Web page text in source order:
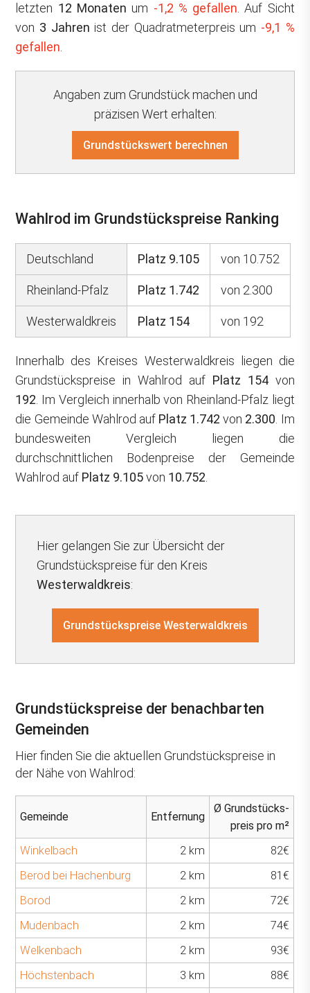
letzten 12 Monaten um -1,2 % gefallen . Auf Sicht
von 3 Jahren ist der Quadratmeterpreis um -9,1 %
gefallen
Angaben zum Grundstück machen und
präzisen Wert erhalten:
Grundstückswert berechnen
Wahlrod im Grundstückspreise Ranking
Deutschland Platz 9.105 von 10.752
Rheinland-Pfalz Platz 1.742 von 2.300
Westerwaldkreis Platz 154 von 192
Innerhalb des Kreises Westerwaldkreis liegen die
Grundstückspreise in Wahlrod auf Platz 154von
192 . Im Vergleich innerhalb von Rheinland-Pfalz liegt
die Gemeinde Wahlrod auf Platz 1.742 von 2.300 . Im
bundesweiten Vergleich liegen die
durchschnittlichen Bodenpreise der Gemeinde
Wahlrod auf Platz 9.105von 10.752
Hier gelangen Sie zur Übersicht der
Grundstückspreise für den Kreis
Westerwaldkreis:
Grundstückspreise Westerwaldkreis
Grundstückspreise der benachbarten
Gemeinden
Hier finden Sie die aktuellen Grundstückspreise in
der Nähe von Wahlrod:
Gemeinde Entfernung
Ø Grundstücks-
preis pro m²
Winkelbach
2 km
82€
Berod bei Hachenburg
2 km
81€
Borod
2 km
72€
Mudenbach
2 km
74€
Welkenbach
2 km
93€
Höchstenbach
3 km 88€